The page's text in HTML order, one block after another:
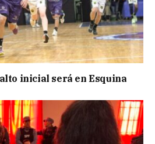
inicial será en Esquina